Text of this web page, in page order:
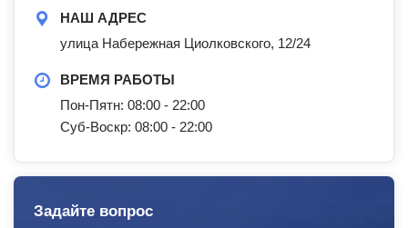
НАШ АДРЕС
улица Набережная Циолковского, 12/24
ВРЕМЯ РАБОТЫ
Пон-Пятн: 08:00 - 22:00
Суб-Воскр: 08:00 - 22:00
Задайте вопрос